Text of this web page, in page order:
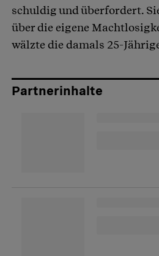
schuldig und überfordert.
über die eigene
wälzte die damals 25-
Partnerinhalte